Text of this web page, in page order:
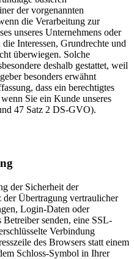
der vorgenannten
die Verarbeitung zur
unseres Unternehmens oder
Interessen, Grundrechte und
überwiegen. Solche
deshalb gestattet, weil
besonders erwähnt
dass ein berechtigtes
Sie ein Kunde unseres
47 Satz 2 DS-GVO).
der Sicherheit der
Übertragung vertraulicher
Login-Daten oder
senden, eine SSL-
Verbindung
des Browsers statt einem
Schloss-Symbol in Ihrer